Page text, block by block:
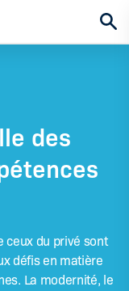
des
ceux du privé sont
défis en matière
La modernité, le